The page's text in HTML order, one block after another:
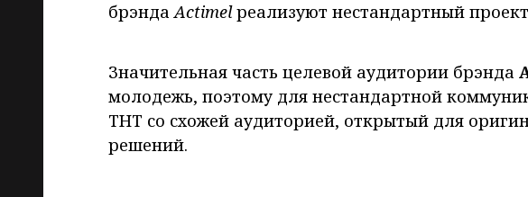
брэндаActimelреализуют нестандартный
Значительная часть целевой аудитории брэнда
молодежь, поэтому для нестандартной
ТНТ со схожей аудиторией, открытый для
решений.